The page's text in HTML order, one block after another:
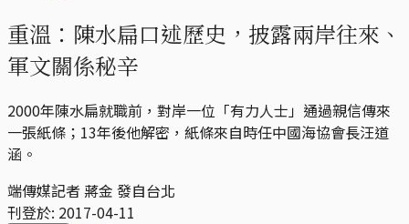
重溫：陳水扁口述歷史，披露兩岸往來、
軍文關係秘辛
2000年陳水扁就職前，對岸一位「有力人士」通過親信傳來
一張紙條；13年後他解密，紙條來自時任中國海協會長汪道
涵。
端傳媒記者 蔣金 發自台北
刊登於: 2017-04-11